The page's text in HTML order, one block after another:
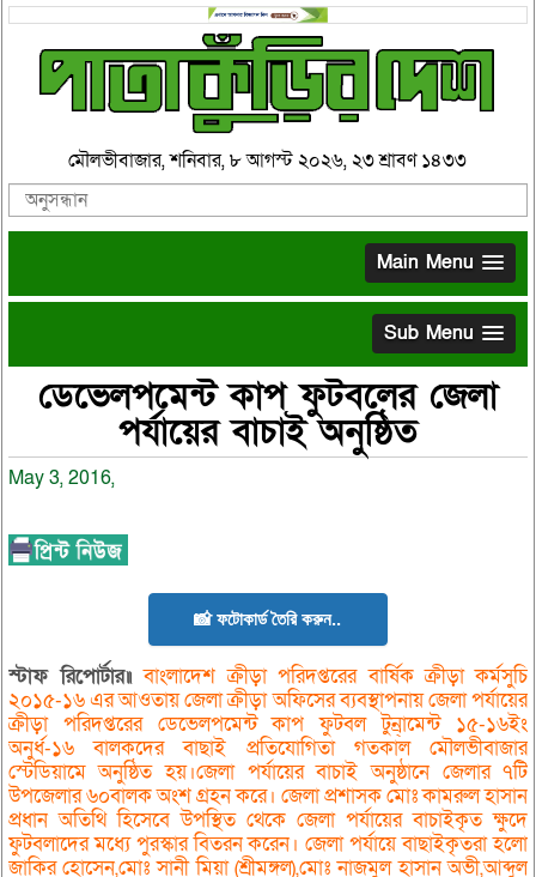
মৌলভীবাজার, শনিবার, ৮ আগস্ট ২০২৬, ২৩ শ্রাবণ ১৪৩৩
Main Menu
Sub Menu
ডেভেলপমেন্ট কাপ ফুটবলের জেলা
পর্যায়ের বাচাই অনুষ্ঠিত
May 3, 2016,
📸 ফটোকার্ড তৈরি করুন..
স্টাফ রিপোর্টার॥ বাংলাদেশ ক্রীড়া পরিদপ্তরের বার্ষিক ক্রীড়া কর্মসুচি
২০১৫-১৬ এর আওতায় জেলা ক্রীড়া অফিসের ব্যবস্থাপনায় জেলা পর্যায়ের
ক্রীড়া পরিদপ্তরের ডেভেলপমেন্ট কাপ ফুটবল টুন্র্ামেন্ট ১৫-১৬ইং
অনুর্ধ-১৬ বালকদের বাছাই প্রতিযোগিতা গতকাল মৌলভীবাজার
স্টেডিয়ামে অনুষ্ঠিত হয়।জেলা পর্যায়ের বাচাই অনুষ্ঠানে জেলার ৭টি
উপজেলার ৬০বালক অংশ গ্রহন করে।জেলা প্রশাসক মোঃ কামরুল হাসান
প্রধান অতিথি হিসেবে উপস্থিত থেকে জেলা পর্যায়ের বাচাইকৃত ক্ষুদে
ফুটবলাদের মধ্যে পুরস্কার বিতরন করেন। জেলা পর্যায়ে বাছাইকৃতরা হলো
জাকির হোসেন,মোঃ সানী মিয়া (শ্রীমঙ্গল),মোঃ নাজমুল হাসান অভী,আব্দুল